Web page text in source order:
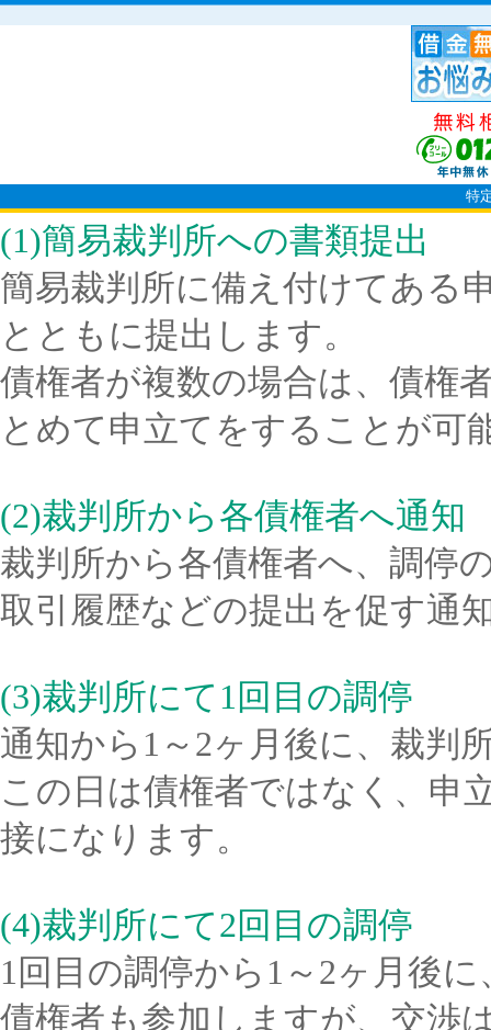
特
(1)簡易裁判所への書類提出
簡易裁判所に備え付けてある
とともに提出します。
債権者が複数の場合は、債権
とめて申立てをすることが可
(2)裁判所から各債権者へ通知
裁判所から各債権者へ、調停
取引履歴などの提出を促す通
(3)裁判所にて1回目の調停
通知から1～2ヶ月後に、裁判
この日は債権者ではなく、申
接になります。
(4)裁判所にて2回目の調停
1回目の調停から1～2ヶ月後
債権者も参加しますが、交渉